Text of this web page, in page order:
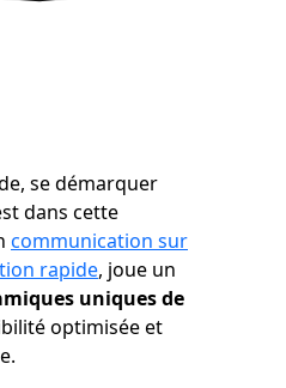
se démarquer
dans cette
communication sur
rapide, joue un
uniques de
optimisée et